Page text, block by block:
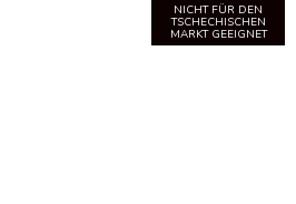
NICHT FÜR DEN
TSCHECHISCHEN
MARKT GEEIGNET